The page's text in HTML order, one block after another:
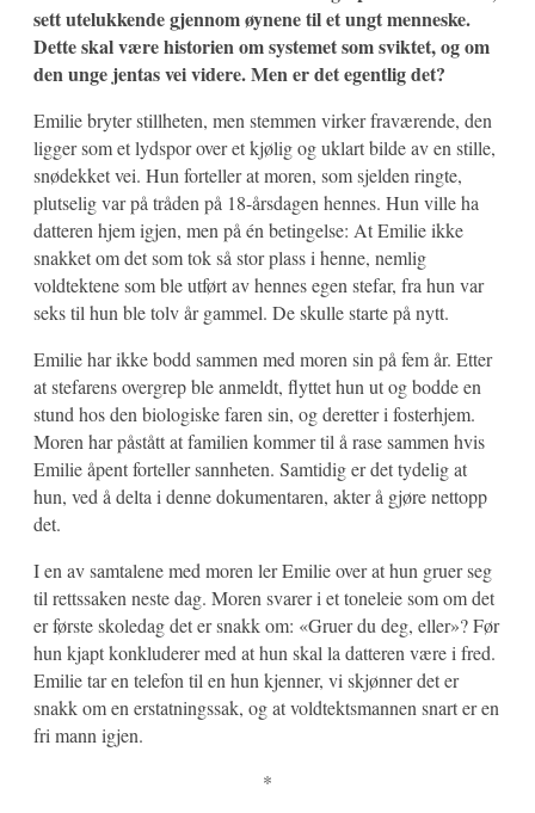
sett utelukkende gjennom øynene til et ungt menneske.
Dette skal være historien om systemet som sviktet, og om
den unge jentas vei videre. Men er det egentlig det?
Emilie bryter stillheten, men stemmen virker fraværende, den
ligger som et lydspor over et kjølig og uklart bilde av en stille,
snødekket vei. Hun forteller at moren, som sjelden ringte,
plutselig var på tråden på 18-årsdagen hennes. Hun ville ha
datteren hjem igjen, men på én betingelse: At Emilie ikke
snakket om det som tok så stor plass i henne, nemlig
voldtektene som ble utført av hennes egen stefar, fra hun var
seks til hun ble tolv år gammel. De skulle starte på nytt.
Emilie har ikke bodd sammen med moren sin på fem år. Etter
at stefarens overgrep ble anmeldt, flyttet hun ut og bodde en
stund hos den biologiske faren sin, og deretter i fosterhjem.
Moren har påstått at familien kommer til å rase sammen hvis
Emilie åpent forteller sannheten. Samtidig er det tydelig at
hun, ved å delta i denne dokumentaren, akter å gjøre nettopp
det.
I en av samtalene med moren ler Emilie over at hun gruer seg
til rettssaken neste dag. Moren svarer i et toneleie som om det
er første skoledag det er snakk om: «Gruer du deg, eller»? Før
hun kjapt konkluderer med at hun skal la datteren være i fred.
Emilie tar en telefon til en hun kjenner, vi skjønner det er
snakk om en erstatningssak, og at voldtektsmannen snart er en
fri mann igjen.
*